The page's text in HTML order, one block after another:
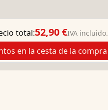
total:52,90 €IVA incluido.
en la cesta de la compra